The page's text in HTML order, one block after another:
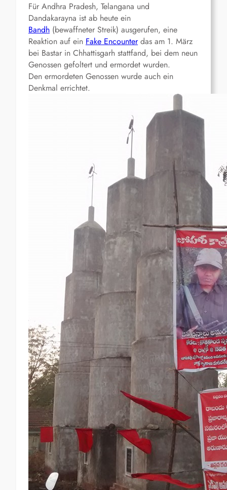
Für Andhra Pradesh, Telangana und
Dandakarayna ist ab heute ein
Bandh (bewaffneter Streik) ausgerufen, eine
Reaktion auf ein Fake Encounterdas am 1. März
bei Bastar in Chhattisgarh stattfand, bei dem neun
Genossen gefoltert und ermordet wurden.
Den ermordeten Genossen wurde auch ein
Denkmal errichtet.